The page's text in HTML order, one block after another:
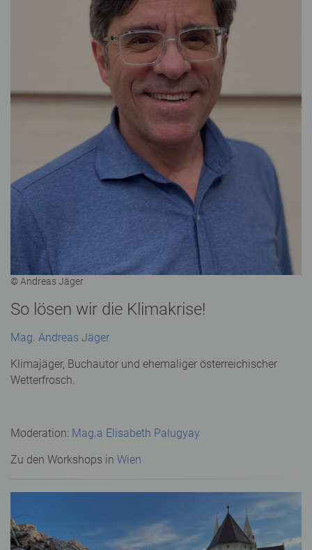
© Andreas Jäger
So lösen wir die Klimakrise!
Mag. Andreas Jäger
Klimajäger, Buchautor und ehemaliger österreichischer
Wetterfrosch.
Moderation: Mag.a Elisabeth Palugyay
Zu den Workshops in Wien